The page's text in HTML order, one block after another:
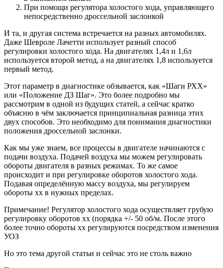
При помощи регулятора холостого хода, управляющего
непосредственно дроссельной заслонкой
И та, и другая система встречается на разных автомобилях.
Даже Шевроле Лачетти использует разный способ
регулировки холостого хода. На двигателях 1,4л и 1,6л
используется второй метод, а на двигателях 1,8 используется
первый метод.
Этот параметр в диагностике обзывается, как «Шаги РХХ»
или «Положение ДЗ Шаг». Это более подробно мы
рассмотрим в одной из будущих статей, а сейчас кратко
объясню в чём заключается принципиальная разница этих
двух способов. Это необходимо для понимания диагностики
положения дроссельной заслонки.
Как мы уже знаем, все процессы в двигателе начинаются с
подачи воздуха. Подачей воздуха мы можем регулировать
обороты двигателя в разных режимах. То же самое
происходит и при регулировке оборотов холостого хода.
Подавая определённую массу воздуха, мы регулируем
обороты хх в нужных пределах.
Примечание! Регулятор холостого хода осуществляет грубую
регулировку оборотов хх (порядка +/- 50 об/м. После этого
более точно обороты хх регулируются посредством изменения
УОЗ
Но это тема другой статьи и сейчас это не столь важно